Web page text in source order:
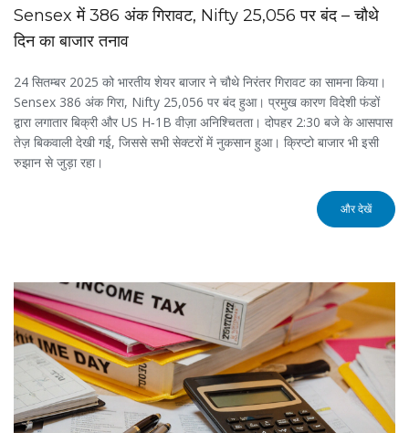
Sensex में 386 अंक गिरावट, Nifty 25,056 पर बंद – चौथे
दिन का बाजार तनाव
24 सितम्बर 2025 को भारतीय शेयर बाजार ने चौथे निरंतर गिरावट का सामना किया।
Sensex 386 अंक गिरा, Nifty 25,056 पर बंद हुआ। प्रमुख कारण विदेशी फंडों
द्वारा लगातार बिक्री और US H‑1B वीज़ा अनिश्चितता। दोपहर 2:30 बजे के आसपास
तेज़ बिकवाली देखी गई, जिससे सभी सेक्टरों में नुकसान हुआ। क्रिप्टो बाजार भी इसी
रुझान से जुड़ा रहा।
और देखें